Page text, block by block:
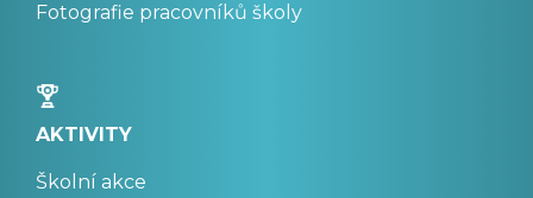
Fotografie pracovníků školy
AKTIVITY
Školní akce